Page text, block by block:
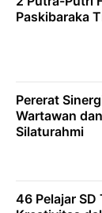
Paskibaraka
Pererat
Wartawan
Silaturahmi
46 Pelajar SD